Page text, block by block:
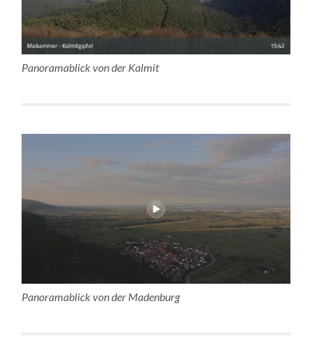
Panoramablick von der Kalmit
Panoramablick von der Madenburg